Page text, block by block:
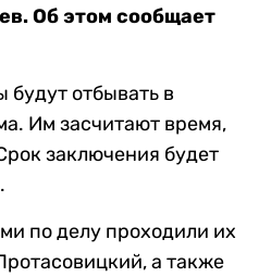
Об этом сообщает
будут отбывать в
Им засчитают время,
заключения будет
по делу проходили их
а также